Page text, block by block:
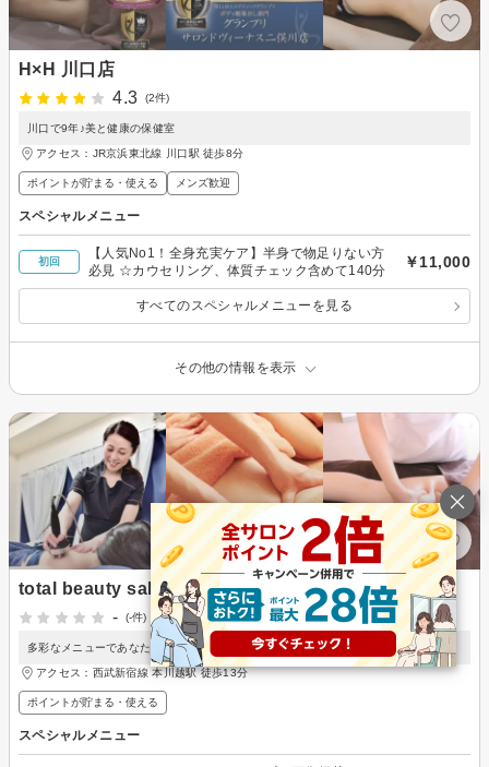
H×H 川口店
4.3
(2件)
川口で9年♪美と健康の保健室
アクセス：JR京浜東北線 川口駅 徒歩8分
ポイントが貯まる・使える メンズ歓迎
スペシャルメニュー
初回
【人気No1！全身充実ケア】半身で物足りない方
必見 ☆カウセリング、体質チェック含めて140分
￥11,000
すべてのスペシャルメニューを見る
その他の情報を表示
total beauty salon Kanon
-
(-件)
多彩なメニューであなたの「なりたい」を叶えます♪
アクセス：西武新宿線 本川越駅 徒歩13分
ポイントが貯まる・使える
スペシャルメニュー